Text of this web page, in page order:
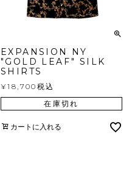
EXPANSION NY
"GOLD LEAF" SILK
SHIRTS
¥18,700 税込
在庫切れ
カートに入れる